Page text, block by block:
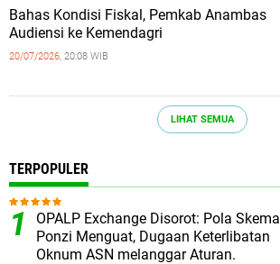
Bahas Kondisi Fiskal, Pemkab Anambas
Audiensi ke Kemendagri
20/07/2026, 20:08 WIB
LIHAT SEMUA
TERPOPULER
OPALP Exchange Disorot: Pola Skema
Ponzi Menguat, Dugaan Keterlibatan
Oknum ASN melanggar Aturan.